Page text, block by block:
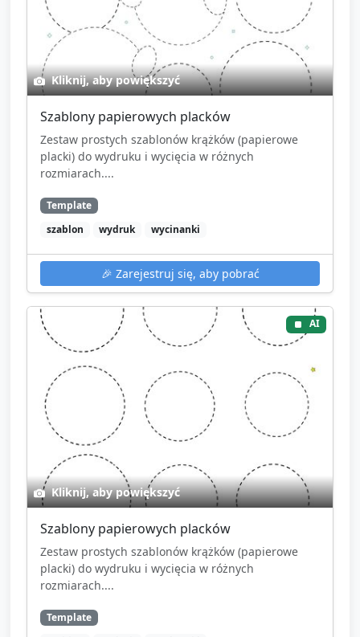
Kliknij, aby powiększyć
Szablony papierowych placków
Zestaw prostych szablonów krążków (papierowe
placki) do wydruku i wycięcia w różnych
rozmiarach....
Template
szablon
wydruk wycinanki
🎉 Zarejestruj się, aby pobrać
AI
Kliknij, aby powiększyć
Szablony papierowych placków
Zestaw prostych szablonów krążków (papierowe
placki) do wydruku i wycięcia w różnych
rozmiarach....
Template